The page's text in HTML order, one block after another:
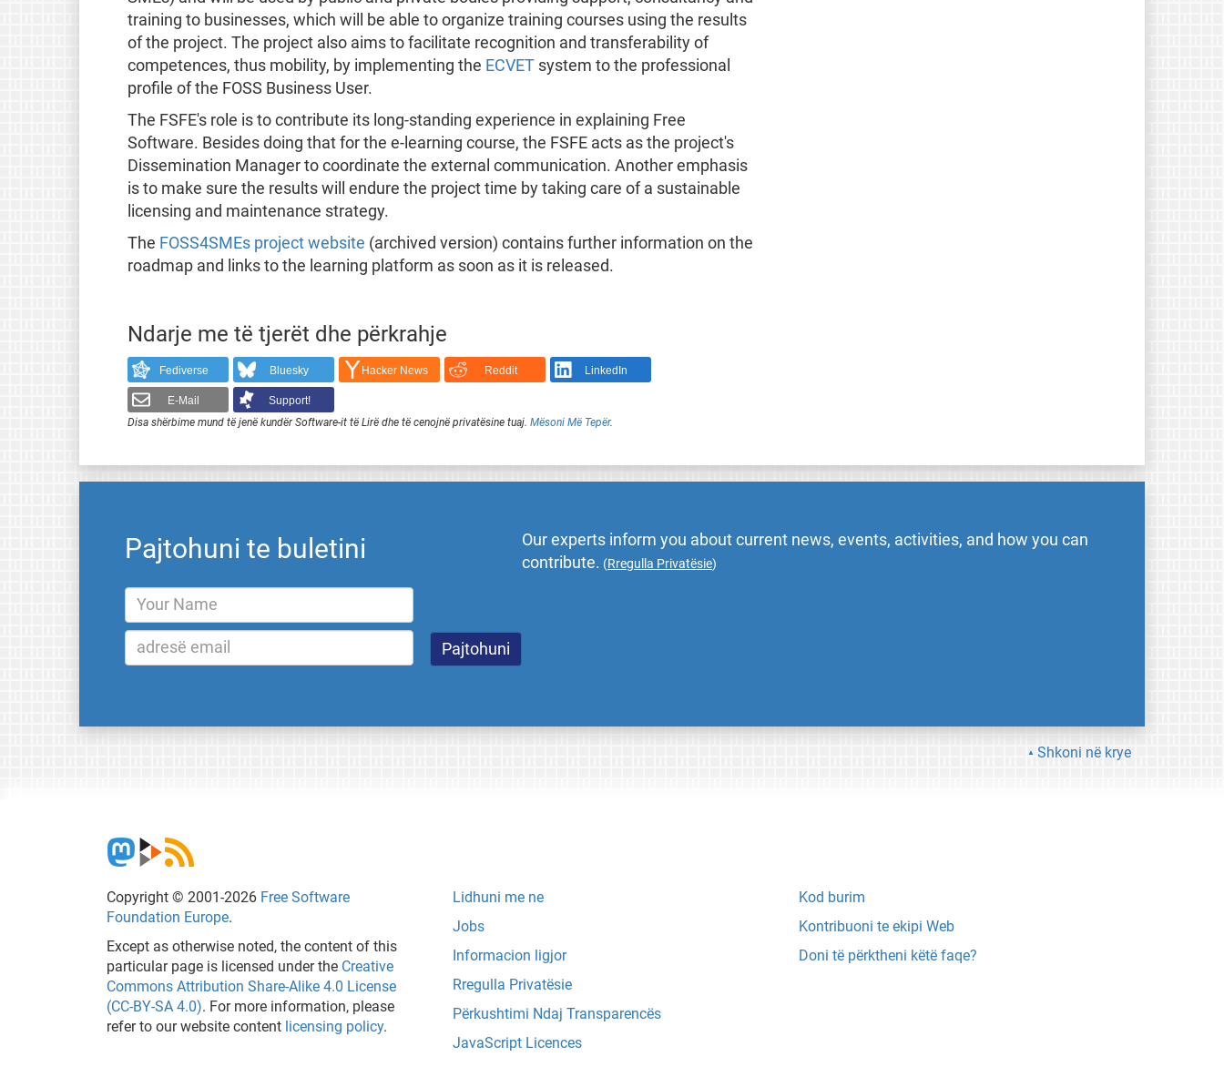
training to businesses, which will be able to organize training courses using the results
of the project. The project also aims to facilitate recognition and transferability of
competences, thus mobility, by implementing the ECVETsystem to the professional
profile of the FOSS Business User.
The FSFE's role is to contribute its long-standing experience in explaining Free
Software. Besides doing that for the e-learning course, the FSFE acts as the project's
Dissemination Manager to coordinate the external communication. Another emphasis
is to make sure the results will endure the project time by taking care of a sustainable
licensing and maintenance strategy.
The FOSS4SMEs project website (archived version) contains further information on the
roadmap and links to the learning platform as soon as it is released.
Ndarje me të tjerët dhe përkrahje
Fediverse Bluesky Hacker News Reddit LinkedIn
E-Mail
Support!
Disa shërbime mund të jenë kundër Software-it të Lirë dhe të cenojnë privatësine tuaj. Mësoni Më Tepër.
Pajtohuni te buletini
Our experts inform you about current news, events, activities, and how you can
contribute. (Rregulla Privatësie)
Shkoni në krye
Copyright © 2001-2026 Free Software
Foundation Europe.
Except as otherwise noted, the content of this
particular page is licensed under the Creative
Commons Attribution Share-Alike 4.0 License
(CC-BY-SA 4.0). For more information, please
refer to our website content licensing policy.
Lidhuni me ne
Jobs
Informacion ligjor
Rregulla Privatësie
Përkushtimi Ndaj Transparencës
JavaScript Licences
Kod burim
Kontribuoni te ekipi Web
Doni të përktheni këtë faqe?